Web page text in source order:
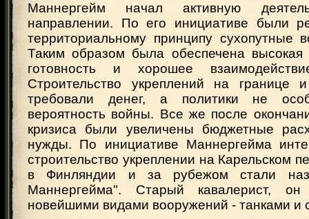
Маннергейм начал активную
направлении. По его инициативе были
территориальному принципу сухопутные
Таким образом была обеспечена высокая
готовность и хорошее
Строительство укреплений на границе
требовали денег, а политики не
вероятность войны. Все же после
кризиса были увеличены бюджетные
нужды. По инициативе Маннергейма
строительство укреплении на Карельском
в Финляндии и за рубежом стали
Маннергейма". Старый кавалерист, он
новейшими видами вооружений - танками и